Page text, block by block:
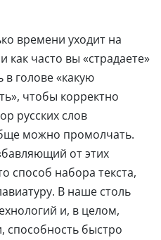
времени уходит на
как часто вы «страдаете»
голове «какую
чтобы корректно
русских слов
можно промолчать.
от этих
способ набора текста,
В наше столь
и, в целом,
быстро